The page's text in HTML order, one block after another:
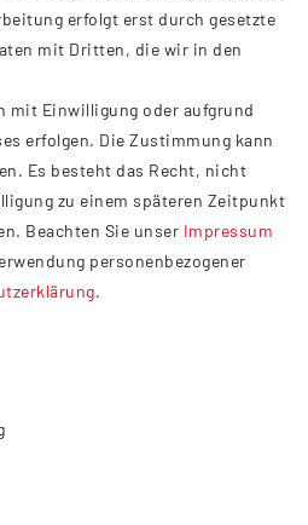
erfolgt erst durch gesetzte
mit Dritten, die wir in den
mit Einwilligung oder aufgrund
erfolgen. Die Zustimmung kann
Es besteht das Recht, nicht
zu einem späteren Zeitpunkt
Beachten Sie unser Impressum
personenbezogener
.